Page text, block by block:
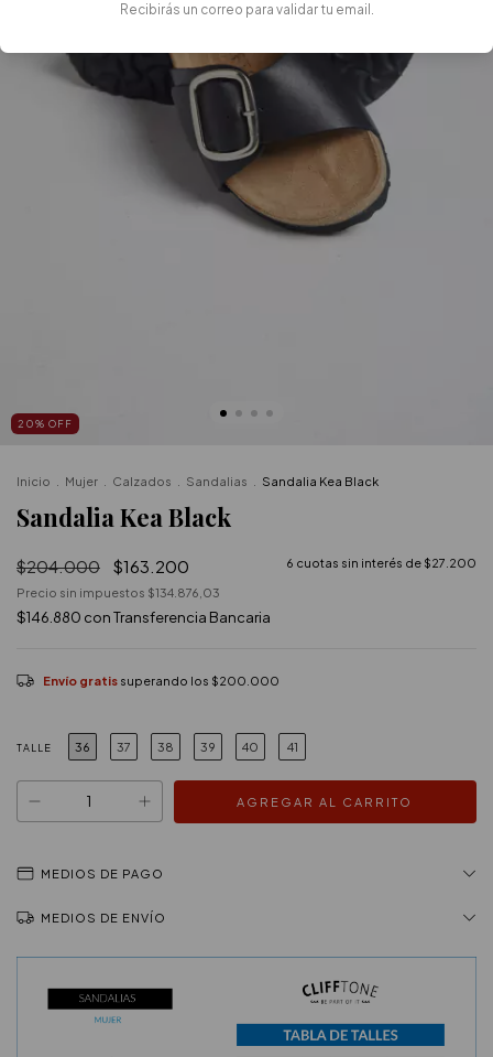
20% OFF
Inicio Mujer Calzados Sandalias Sandalia Kea Black
Sandalia Kea Black
$204.000 $163.200 6 cuotas sin interés de $27.200
Precio sin impuestos $134.876,03
$146.880 conTransferencia Bancaria
Envío gratis superando los $200.000
TALLE 36 37 38 39 40 41
MEDIOS DE PAGO
MEDIOS DE ENVÍO
Recibirás un correo para validar tu email.